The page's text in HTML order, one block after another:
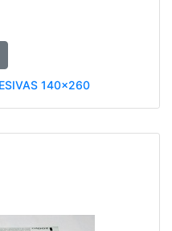
140x260